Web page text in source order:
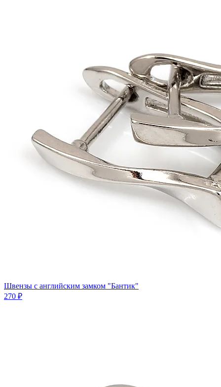
Швензы с английским замком "Бантик"
270 ₽